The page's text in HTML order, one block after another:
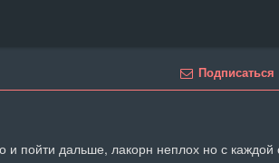
Подписаться
и пойти дальше, лакорн неплох но с каждой